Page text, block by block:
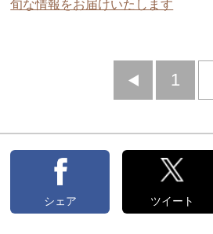
旬な情報をお届けいたします
前
1
シェア ツイート